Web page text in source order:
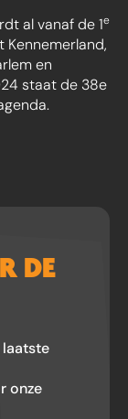
al vanaf de 1e
en
staat de 38e
DE
onze